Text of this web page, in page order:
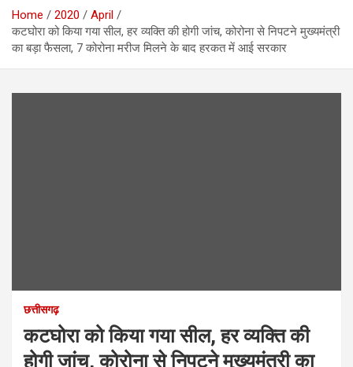
Home 2020
April
कटघोरा को किया गया सील, हर व्यक्ति की होगी जांच, कोरोना से निपटने मुख्यमंत्री
का बड़ा फैसला, 7 कोरोना मरीज मिलने के बाद हरकत में आई सरकार
छत्तीसगढ़
कटघोरा को किया गया सील, हर व्यक्ति की
होगी जांच, कोरोना से निपटने मुख्यमंत्री का